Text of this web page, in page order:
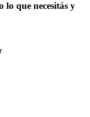
lo que necesitás y